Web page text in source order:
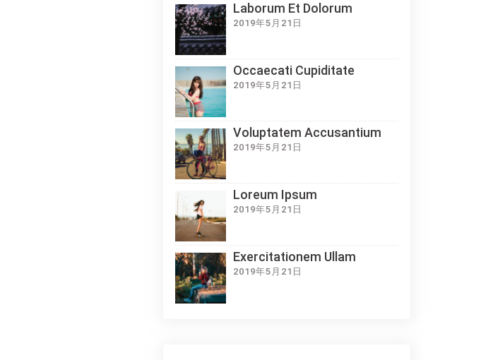
Laborum Et Dolorum
2019年5月21日
Occaecati Cupiditate
2019年5月21日
Voluptatem Accusantium
2019年5月21日
Loreum Ipsum
2019年5月21日
Exercitationem Ullam
2019年5月21日